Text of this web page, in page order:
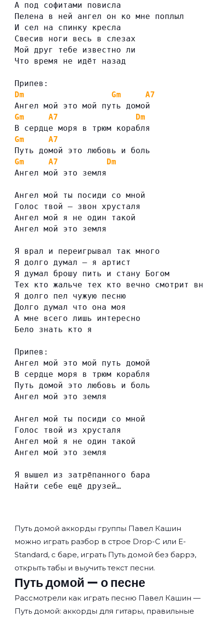
А под софитами повисла
Пелена в ней ангел он ко мне поплыл
И сел на спинку кресла
Свесив ноги весь в слезах
Мой друг тебе известно ли
Что время не идёт назад
Припев:
Dm
Gm
A7
Ангел мой это мой путь домой
Gm
A7
Dm
В сердце моря в трюм корабля
Gm
A7
Путь домой это любовь и боль
Gm
A7
Dm
Ангел мой это земля
Ангел мой ты посиди со мной
Голос твой — звон хрусталя
Ангел мой я не один такой
Ангел мой это земля
Я врал и переигрывал так много
Я долго думал — я артист
Я думал брошу пить и стану Богом
Тех кто жальче тех кто вечно смотрит вниз
Я долго пел чужую песню
Долго думал что она моя
А мне всего лишь интересно
Бело знать кто я
Припев:
Ангел мой это мой путь домой
В сердце моря в трюм корабля
Путь домой это любовь и боль
Ангел мой это земля
Ангел мой ты посиди со мной
Голос твой из хрусталя
Ангел мой я не один такой
Ангел мой это земля
Я вышел из затрёпанного бара
Найти себе ещё друзей…
Путь домой аккорды группы Павел Кашин
можно играть разбор в строе Drop-C или E-
Standard, с баре, играть Путь домой без баррэ,
открыть табы и выучить текст песни.
Путь домой — о песне
Рассмотрели как играть песню Павел Кашин —
Путь домой: аккорды для гитары, правильные